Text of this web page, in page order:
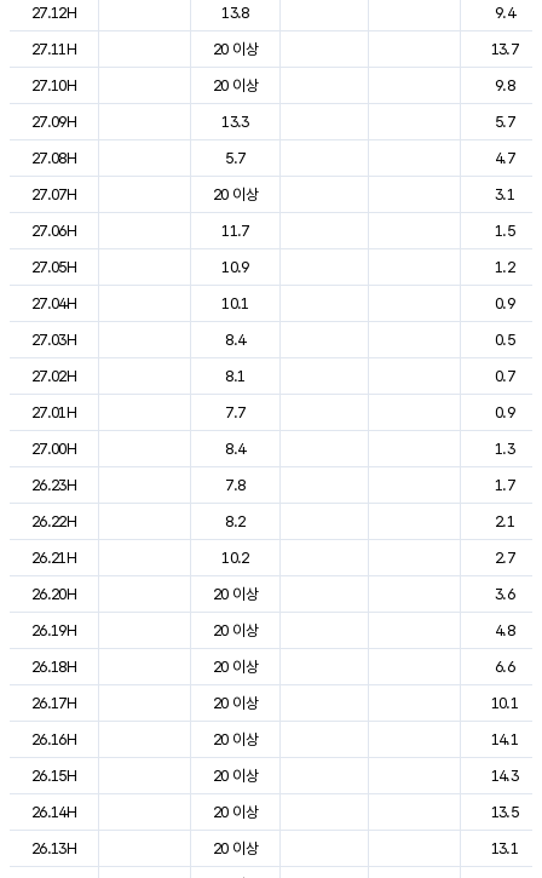
27.12H
13.8
9.4
27.11H
20 이상
13.7
27.10H
20 이상
9.8
27.09H
13.3
5.7
27.08H
5.7
4.7
27.07H
20 이상
3.1
27.06H
11.7
1.5
27.05H
10.9
1.2
27.04H
10.1
0.9
27.03H
8.4
0.5
27.02H
8.1
0.7
27.01H
7.7
0.9
27.00H
8.4
1.3
26.23H
7.8
1.7
26.22H
8.2
2.1
26.21H
10.2
2.7
26.20H
20 이상
3.6
26.19H
20 이상
4.8
26.18H
20 이상
6.6
26.17H
20 이상
10.1
26.16H
20 이상
14.1
26.15H
20 이상
14.3
26.14H
20 이상
13.5
26.13H
20 이상
13.1